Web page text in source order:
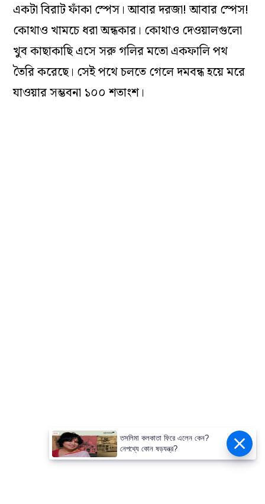
একটা বিরাট ফাঁকা স্পেস। আবার দরজা! আবার স্পেস!
কোথাও খামচে ধরা অন্ধকার। কোথাও দেওয়ালগুলো
খুব কাছাকাছি এসে সরু গলির মতো একফালি পথ
তৈরি করেছে। সেই পথে চলতে গেলে দমবন্ধ হয়ে মরে
যাওয়ার সম্ভবনা ১০০ শতাংশ।
তসলিমা কলকাতা ফিরে এলেন কেন?
নেপথ্যে কোন ষড়যন্ত্র?